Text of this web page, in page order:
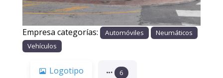
Empresa categorías: Automóviles
Neumáticos
Vehículos
Logotipo 6